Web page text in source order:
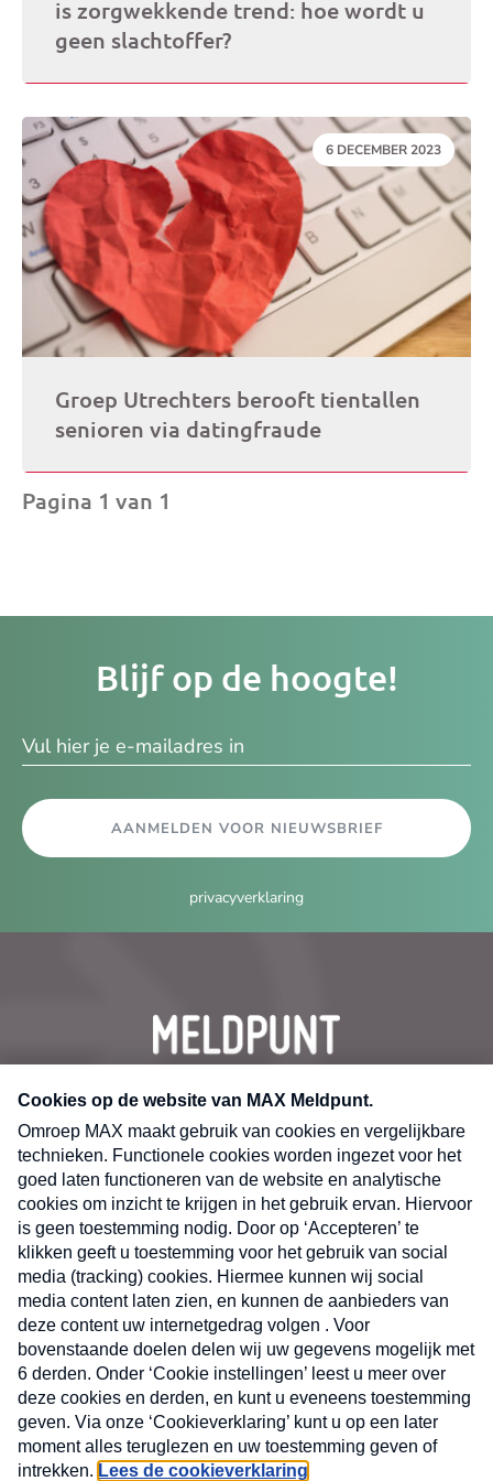
is zorgwekkende trend: hoe wordt u
geen slachtoffer?
DATUM:
6 DECEMBER 2023
Groep Utrechters berooft tientallen
senioren via datingfraude
Pagina 1 van 1
Blijf op de hoogte!
AANMELDEN VOOR NIEUWSBRIEF
privacyverklaring
CONTACT
Volg ons op
X
Nieuwsbrief
Neem hier een gratis abonnement op de MAX
Consumenten nieuwsbrief. Elke maandag en